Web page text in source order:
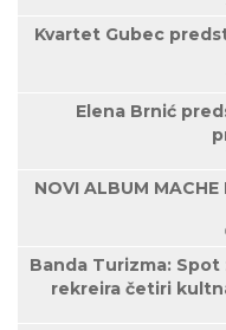
Kvartet Gubec
Elena Brnić
NOVI ALBUM
Banda Turizma:
rekreira četiri